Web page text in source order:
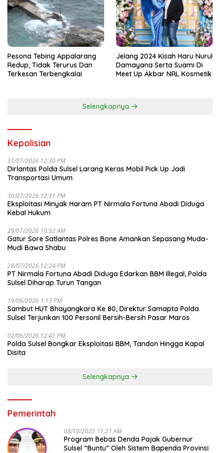
Pesona Tebing Appalarang
Redup, Tidak Terurus Dan
Terkesan Terbengkalai
Jelang 2024 Kisah Haru Nurul
Damayana Serta Suami Di
Meet Up Akbar NRL Kosmetik
Selengkapnya
Kepolisian
31/07/2026 12:30 PM
Dirlantas Polda Sulsel Larang Keras Mobil Pick Up Jadi
Transportasi Umum
30/07/2026 12:31 PM
Eksploitasi Minyak Haram PT Nirmala Fortuna Abadi Diduga
Kebal Hukum
29/07/2026 10:52 AM
Gatur Sore Satlantas Polres Bone Amankan Sepasang Muda-
Mudi Bawa Shabu
28/07/2026 12:24 PM
PT Nirmala Fortuna Abadi Diduga Edarkan BBM Illegal, Polda
Sulsel Diharap Turun Tangan
19/06/2026 1:13 PM
Sambut HUT Bhayangkara Ke 80, Direktur Samapta Polda
Sulsel Terjunkan 100 Personil Bersih-Bersih Pasar Maros
02/06/2026 12:41 PM
Polda Sulsel Bongkar Eksploitasi BBM, Tandon Hingga Kapal
Disita
Selengkapnya
Pemerintah
08/10/2025 11:21 AM
Program Bebas Denda Pajak Gubernur
Sulsel “Buntu” Oleh Sistem Bapenda Provinsi